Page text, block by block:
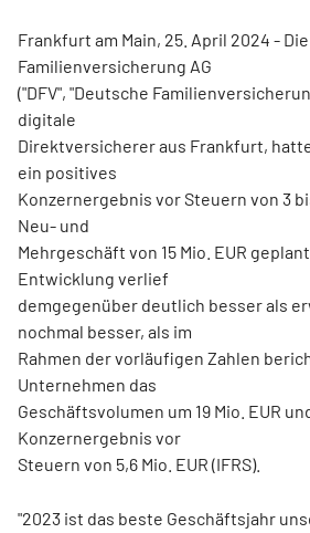
Frankfurt am Main, 25. April 2024 -
Familienversicherung AG
("DFV", "Deutsche
digitale
Direktversicherer aus Frankfurt,
ein positives
Konzernergebnis vor Steuern von 3
Neu- und
Mehrgeschäft von 15 Mio. EUR
Entwicklung verlief
demgegenüber deutlich besser als
nochmal besser, als im
Rahmen der vorläufigen Zahlen
Unternehmen das
Geschäftsvolumen um 19 Mio. EUR
Konzernergebnis vor
Steuern von 5,6 Mio. EUR (IFRS).
"2023 ist das beste Geschäftsjahr